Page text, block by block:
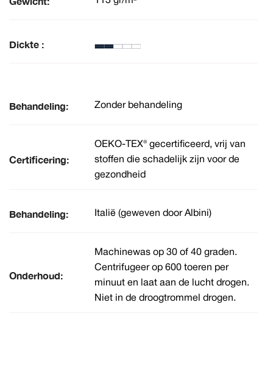
Dickte :
Behandeling: Zonder behandeling
Certificering:
OEKO-TEX® gecertificeerd, vrij van
stoffen die schadelijk zijn voor de
gezondheid
Behandeling: Italië (geweven door Albini)
Onderhoud:
Machinewas op 30 of 40 graden.
Centrifugeer op 600 toeren per
minuut en laat aan de lucht drogen.
Niet in de droogtrommel drogen.